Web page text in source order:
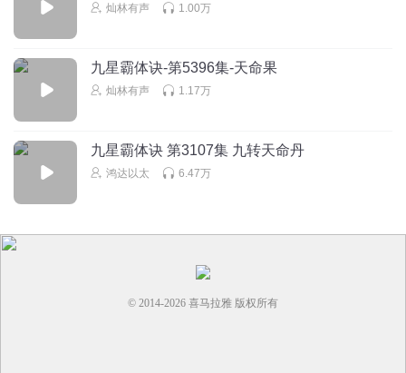
灿林有声 1.00万
九星霸体诀-第5396集-天命果
灿林有声 1.17万
九星霸体诀 第3107集 九转天命丹
鸿达以太 6.47万
© 2014-2026 喜马拉雅 版权所有